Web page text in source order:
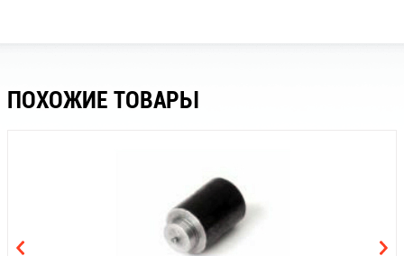
ПОХОЖИЕ ТОВАРЫ